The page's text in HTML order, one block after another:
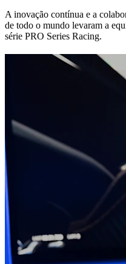
A inovação contínua e a
de todo o mundo levaram a
série PRO Series Racing.